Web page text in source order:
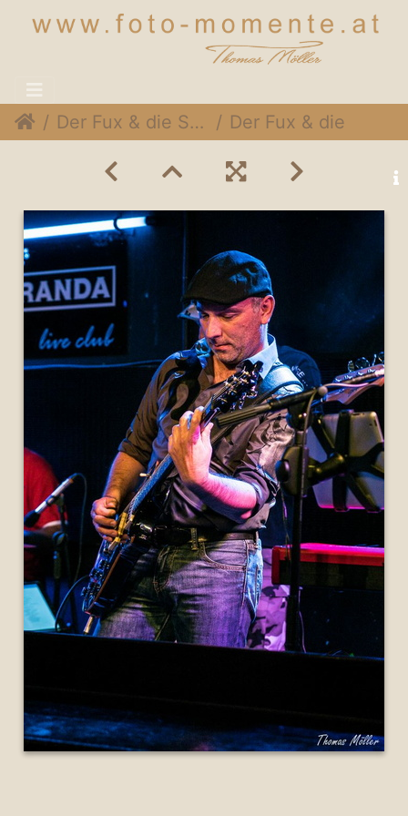
Der Fux & die SymPartie @ Soulveranda, 21. Juni 2015 Der Fux & die SymPartie 034